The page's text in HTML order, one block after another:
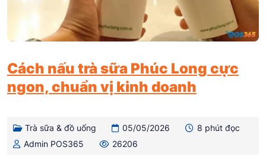
Cách nấu trà sữa Phúc Long cực
ngon, chuẩn vị kinh doanh
Trà sữa & đồ uống 05/05/2026
8 phút đọc
Admin POS365
26206